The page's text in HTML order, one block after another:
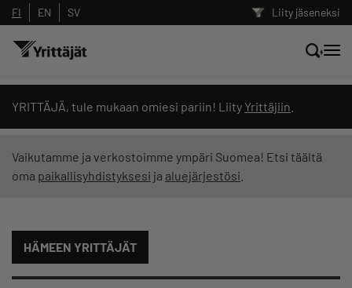
Liity jäseneksi
FI EN SV
YRITTÄJÄ, tule mukaan omiesi pariin! Liity Yrittäjiin
Vaikutamme ja verkostoimme ympäri Suomea! Etsi täältä
oma paikallisyhdistyksesi ja aluejärjestösi
HÄMEEN YRITTÄJÄT
Hae sivustolta tai kysy suoraan
Yrittäjien tekoälyltä
Suodata hakutuloksia: näytä kaikki sisältö